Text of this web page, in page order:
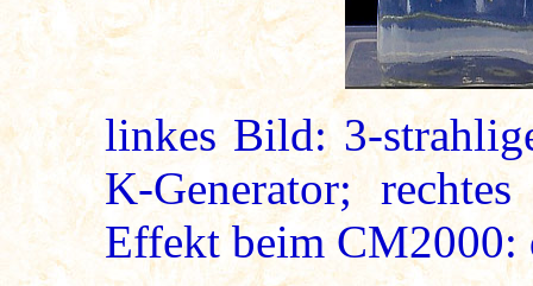
linkes Bild: 3-
K-Generator;
Effekt beim CM2000: